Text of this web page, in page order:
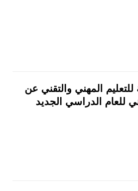
للتعليم المهني والتقني عن
للعام الدراسي الجديد